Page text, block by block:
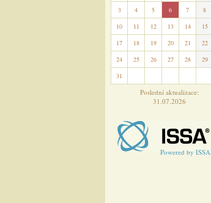
3
4 5 6 7 8
10
11 12 13 14 15
17
18 19 20 21 22
24
25 26 27 28 29
31
Poslední aktualizace:
31.07.2026
Powered by ISSA